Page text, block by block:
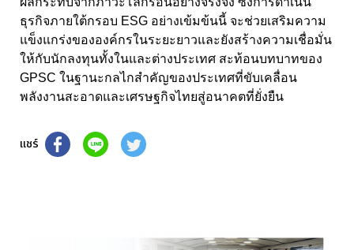
ธุรกิจภายใต้กรอบ ESG อย่างเข้มข้นนี้ จะช่วยเสริมความ
แข็งแกร่งขององค์กรในระยะยาวและยังสร้างความเชื่อมั่น
ให้กับนักลงทุนทั้งในและต่างประเทศ สะท้อนบทบาทของ
GPSC ในฐานะกลไกสำคัญของประเทศที่ขับเคลื่อน
พลังงานสะอาดและเศรษฐกิจไทยสู่อนาคตที่ยั่งยืน
แชร์